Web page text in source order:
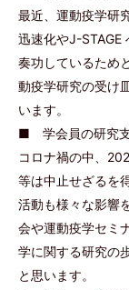
最近、運動疫学研
迅速化やJ-STAGE
奏功しているため
動疫学研究の受け
います。
■ 学会員の研究
コロナ禍の中、
等は中止せざるを
活動も様々な影響
会や運動疫学セミ
学に関する研究の
と思います。